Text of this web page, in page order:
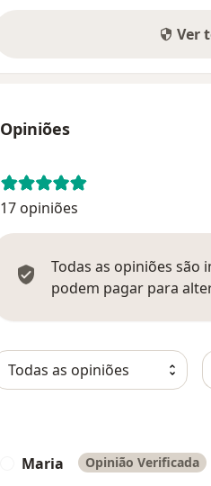
Ver
Opiniões
17 opiniões
Todas as opiniões são
podem pagar para
Maria Opinião Verificada